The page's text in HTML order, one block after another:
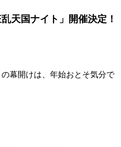
天国ナイト」開催決定！
の幕開けは、年始おとそ気分で